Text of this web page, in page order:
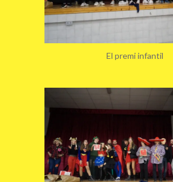
El premi infantil